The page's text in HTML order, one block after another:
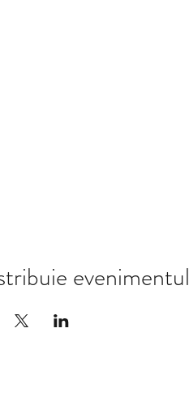
evenimentul